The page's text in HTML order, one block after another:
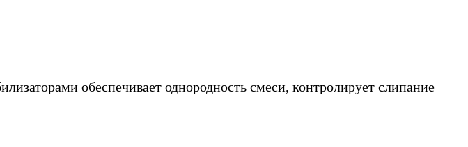
обеспечивает однородность смеси, контролирует слипание